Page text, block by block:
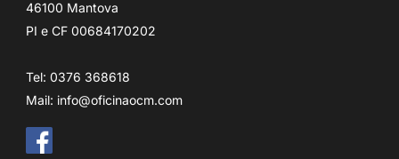
46100 Mantova
PI e CF 00684170202
Tel: 0376 368618
Mail: info@oficinaocm.com